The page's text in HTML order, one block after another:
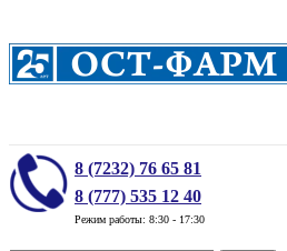
8 (7232) 76 65 81
8 (777) 535 12 40
Режим работы: 8:30 - 17:30